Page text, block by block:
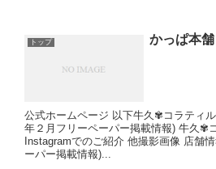
トップ かっぱ本舗
公式ホームページ 以下牛久✾コラティ
年２月フリーペーパー掲載情報) 牛久✾
Instagramでのご紹介 他撮影画像 店舗
ーパー掲載情報)...